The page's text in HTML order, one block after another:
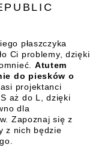
płaszczyka
Ci problemy, dzięki
Atutem
do piesków o
projektanci
aż do L, dzięki
dla
Zapoznaj się z
z nich będzie